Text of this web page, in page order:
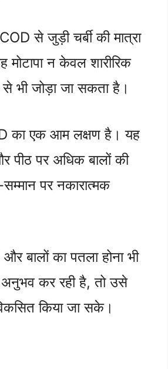
से जुड़ी चर्बी की मात्रा
न केवल शारीरिक
भी जोड़ा जा सकता है।
का एक आम लक्षण है। यह
पीठ पर अधिक बालों की
पर नकारात्मक
बालों का पतला होना भी
कर रही है, तो उसे
किया जा सके।